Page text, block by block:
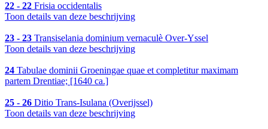
22 - 22 Frisia occidentalis
Toon details van deze beschrijving
23 - 23 Transiselania dominium vernaculè Over-Yssel
Toon details van deze beschrijving
24 Tabulae dominii Groeningae quae et completitur maximam
partem Drentiae; [1640 ca.]
25 - 26 Ditio Trans-Isulana (Overijssel)
Toon details van deze beschrijving